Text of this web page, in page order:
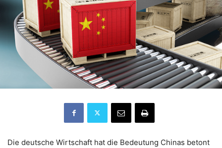
Die deutsche Wirtschaft hat die Bedeutung Chinas betont